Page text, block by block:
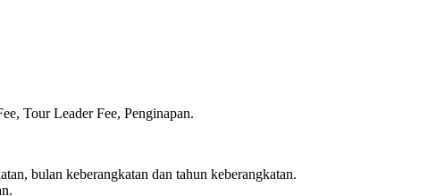
Tour Leader Fee, Penginapan.
bulan keberangkatan dan tahun keberangkatan.